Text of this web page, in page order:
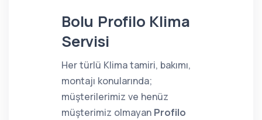
Bolu Profilo Klima
Servisi
Her türlü Klima tamiri, bakımı,
montajı konularında;
müşterilerimiz ve henüz
müşterimiz olmayan Profilo